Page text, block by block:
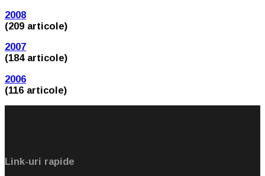
2008
(209 articole)
2007
(184 articole)
2006
(116 articole)
Link-uri rapide